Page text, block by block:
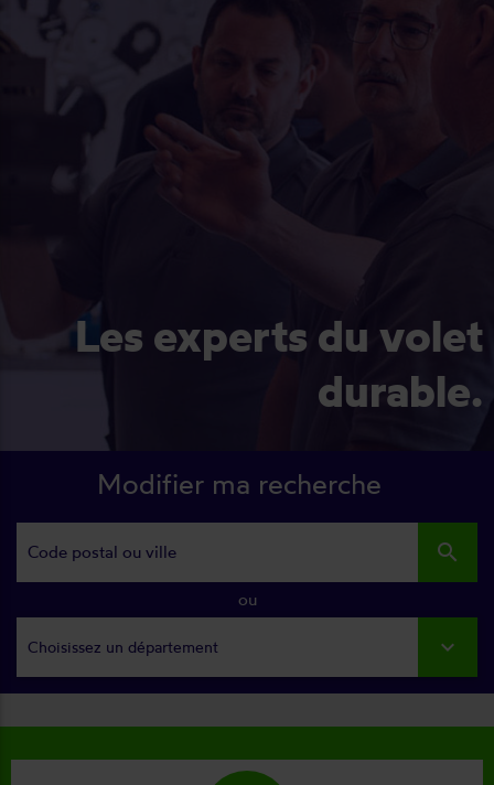
Les experts du volet
durable.
Modifier ma recherche
search
ou
Choisissez un département